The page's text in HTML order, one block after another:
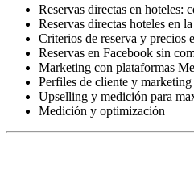
Reservas directas en hoteles:
Reservas directas hoteles en
Criterios de reserva y precios
Reservas en Facebook sin
Marketing con plataformas
Perfiles de cliente y
Upselling y medición para
Medición y optimización